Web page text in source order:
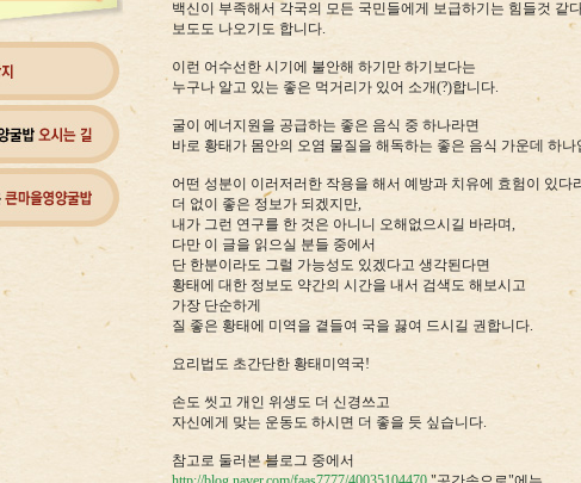
백신이 부족해서 각국의 모든 국민들에게 보급하기는 힘들것 같
보도도 나오기도 합니다.
이런 어수선한 시기에 불안해 하기만 하기보다는
누구나 알고 있는 좋은 먹거리가 있어 소개(?)합니다.
굴이 에너지원을 공급하는 좋은 음식 중 하나라면
바로 황태가 몸안의 오염 물질을 해독하는 좋은 음식 가운데 하나
어떤 성분이 이러저러한 작용을 해서 예방과 치유에 효험이 있다
더 없이 좋은 정보가 되겠지만,
내가 그런 연구를 한 것은 아니니 오해없으시길 바라며,
다만 이 글을 읽으실 분들 중에서
단 한분이라도 그럴 가능성도 있겠다고 생각된다면
황태에 대한 정보도 약간의 시간을 내서 검색도 해보시고
가장 단순하게
질 좋은 황태에 미역을 곁들여 국을 끓여 드시길 권합니다.
요리법도 초간단한 황태미역국!
손도 씻고 개인 위생도 더 신경쓰고
자신에게 맞는 운동도 하시면 더 좋을 듯 싶습니다.
참고로 둘러본 블로그 중에서